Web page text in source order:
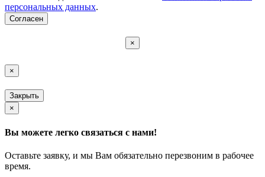
персональных данных.
Согласен
×
×
Закрыть
×
Вы можете легко связаться с нами!
Оставьте заявку, и мы Вам обязательно перезвоним в рабочее
время.